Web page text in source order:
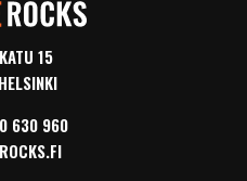
15
630 960